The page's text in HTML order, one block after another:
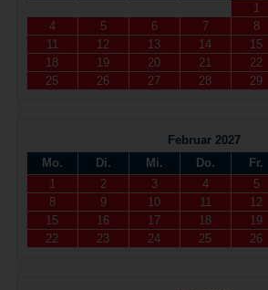
1
4
5 6 7 8
11
12 13 14 15
18
19 20 21 22
25
26 27 28 29
Februar 2027
Mo.
Di. Mi. Do. Fr.
1
2 3 4 5
8
9 10 11 12
15
16 17 18 19
22
23 24 25 26